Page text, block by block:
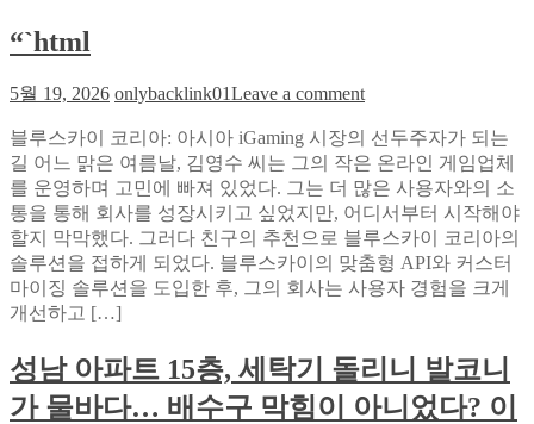
용
아
끼
는
법
브
운
드
로
승
부
예
측
타
이
밍
“`html
5월 19, 2026 onlybacklink01Leave a commenton
블루스카이 코리아: 아시아 iGaming 시장의 선두주자가 되는
길 어느 맑은 여름날, 김영수 씨는 그의 작은 온라인 게임업체
를 운영하며 고민에 빠져 있었다. 그는 더 많은 사용자와의 소
통을 통해 회사를 성장시키고 싶었지만, 어디서부터 시작해야
할지 막막했다. 그러다 친구의 추천으로 블루스카이 코리아의
솔루션을 접하게 되었다. 블루스카이의 맞춤형 API와 커스터
마이징 솔루션을 도입한 후, 그의 회사는 사용자 경험을 크게
개선하고 […]
성남 아파트 15층, 세탁기 돌리니 발코니
가 물바다… 배수구 막힘이 아니었다? 이